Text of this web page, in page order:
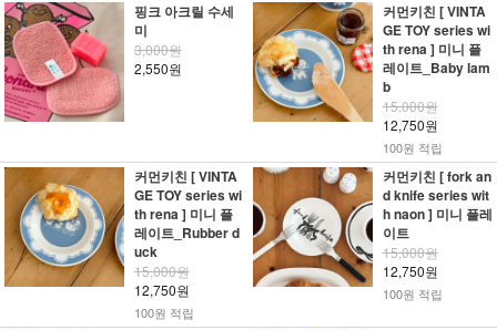
핑크 아크릴 수세
미
3,000원
2,550원
커먼키친 [ VINTA
GE TOY series wi
th rena ] 미니 플
레이트_Baby lam
b
15,000원
12,750원
100원 적립
커먼키친 [ VINTA
GE TOY series wi
th rena ] 미니 플
레이트_Rubber d
uck
15,000원
12,750원
100원 적립
커먼키친 [ fork an
d knife series wit
h naon ] 미니 플레
이트
15,000원
12,750원
100원 적립